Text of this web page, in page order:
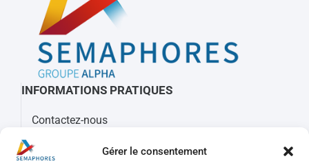
Gérer le consentement
INFORMATIONS PRATIQUES
Contactez-nous
Mots clés, sigles et glossaire